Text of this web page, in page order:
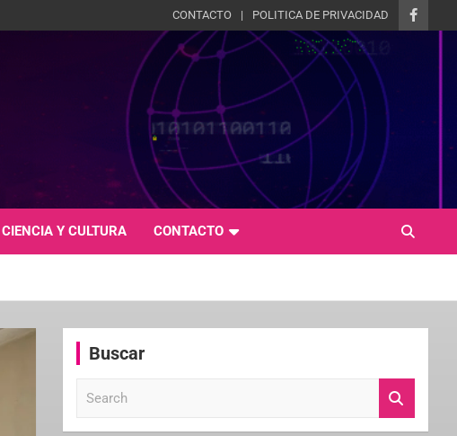
CONTACTO POLITICA DE PRIVACIDAD
CIENCIA Y CULTURA CONTACTO
Buscar